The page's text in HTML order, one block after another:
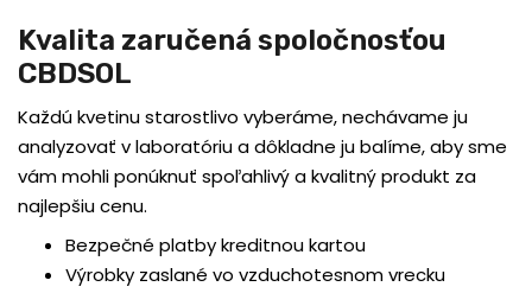
Kvalita zaručená spoločnosťou
CBDSOL
Každú kvetinu starostlivo vyberáme, nechávame ju
analyzovať v laboratóriu a dôkladne ju balíme, aby sme
vám mohli ponúknuť spoľahlivý a kvalitný produkt za
najlepšiu cenu.
Bezpečné platby kreditnou kartou
Výrobky zaslané vo vzduchotesnom vrecku